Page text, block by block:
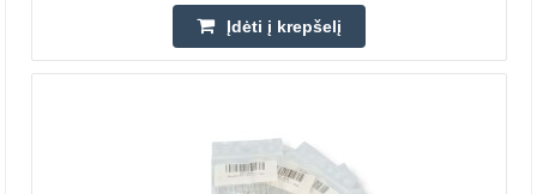
Įdėti į krepšelį